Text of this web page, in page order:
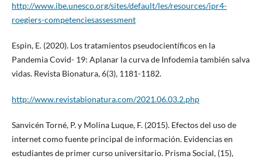
http://www.ibe.unesco.org/sites/default/les/resources/ipr4-
roegiers-competenciesassessment
Espin, E. (2020). Los tratamientos pseudocientíficos en la
Pandemia Covid- 19: Aplanar la curva de Infodemia también salva
vidas. Revista Bionatura, 6(3), 1181-1182.
http://www.revistabionatura.com/2021.06.03.2.php
Sanvicén Torné, P. y Molina Luque, F. (2015). Efectos del uso de
internet como fuente principal de información. Evidencias en
estudiantes de primer curso universitario. Prisma Social, (15),